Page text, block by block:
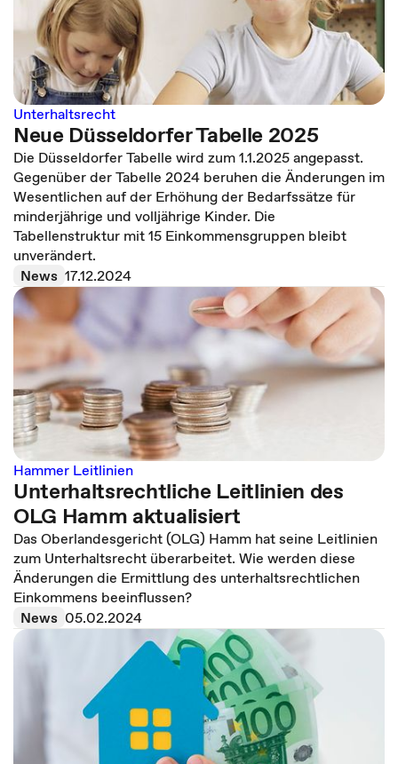
Unterhaltsrecht
Neue Düsseldorfer Tabelle 2025
Die Düsseldorfer Tabelle wird zum 1.1.2025 angepasst.
Gegenüber der Tabelle 2024 beruhen die Änderungen im
Wesentlichen auf der Erhöhung der Bedarfssätze für
minderjährige und volljährige Kinder. Die
Tabellenstruktur mit 15 Einkommensgruppen bleibt
unverändert.
News 17.12.2024
Hammer Leitlinien
Unterhaltsrechtliche Leitlinien des
OLG Hamm aktualisiert
Das Oberlandesgericht (OLG) Hamm hat seine Leitlinien
zum Unterhaltsrecht überarbeitet. Wie werden diese
Änderungen die Ermittlung des unterhaltsrechtlichen
Einkommens beeinflussen?
News 05.02.2024